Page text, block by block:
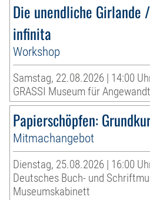
Die unendliche Girlande
infinita
Workshop
Samstag, 22.08.2026 | 14:00
GRASSI Museum für
Papierschöpfen:
Mitmachangebot
Dienstag, 25.08.2026 | 16:00
Deutsches Buch- und
Museumskabinett